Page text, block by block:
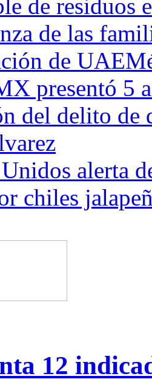
de residuos
de las
de
presentó 5
del delito de
alerta
chiles
12